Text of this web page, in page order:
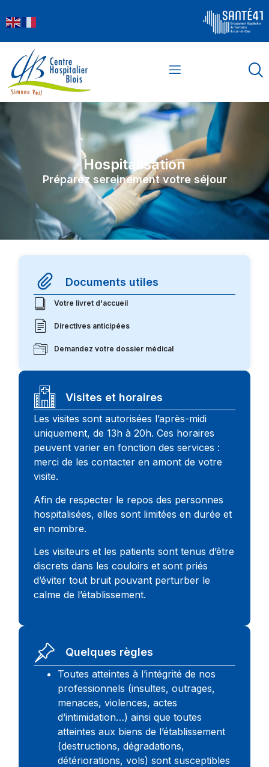
principal
Hospitalisation
Préparez sereinement votre séjour
Documents utiles
Votre livret d'accueil
Directives anticipées
Demandez votre dossier médical
Visites et horaires
Les visites sont autorisées l’après-midi
uniquement, de 13h à 20h. Ces horaires
peuvent varier en fonction des services :
merci de les contacter en amont de votre
visite.
Afin de respecter le repos des personnes
hospitalisées, elles sont limitées en durée et
en nombre.
Les visiteurs et les patients sont tenus d’être
discrets dans les couloirs et sont priés
d’éviter tout bruit pouvant perturber le
calme de l’établissement.
Quelques règles
Toutes atteintes à l’intégrité de nos
professionnels (insultes, outrages,
menaces, violences, actes
d’intimidation…) ainsi que toutes
atteintes aux biens de l’établissement
(destructions, dégradations,
détériorations, vols) sont susceptibles